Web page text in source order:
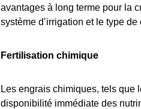
avantages à long terme pour la
système d’irrigation et le type
Fertilisation chimique
Les engrais chimiques, tels que
disponibilité immédiate des